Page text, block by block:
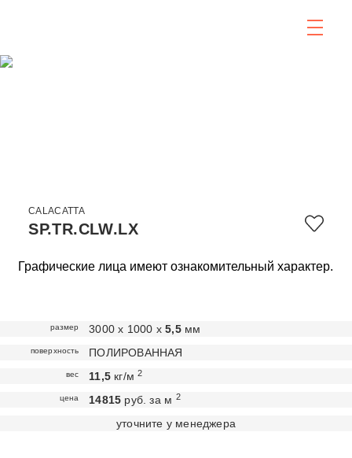
CALACATTA
SP.TR.CLW.LX
Графические лица имеют ознакомительный характер.
размер 3000 х 1000 х5,5мм
поверхность ПОЛИРОВАННАЯ
вес 11,5 кг/м2
цена 14815 руб. за м 2
уточните у менеджера